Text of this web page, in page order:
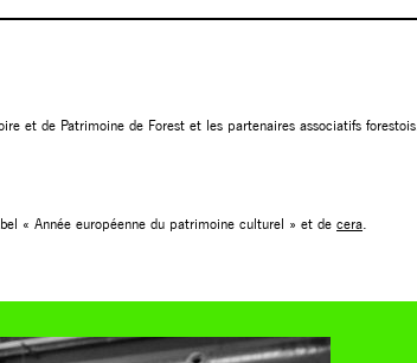
et de Patrimoine de Forest et les partenaires associatifs forestois.
« Année européenne du patrimoine culturel » et decera.